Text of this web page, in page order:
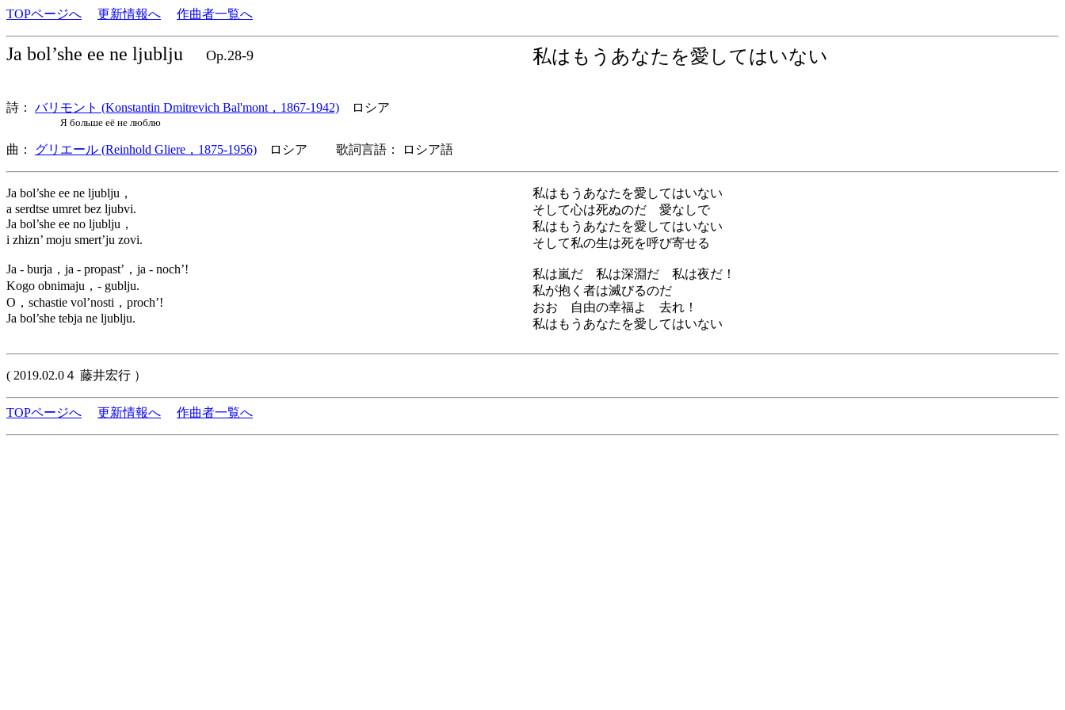
TOPページへ 更新情報へ 作曲者一覧へ
Ja bol’she ee ne ljublju Op.28-9 私はもうあなたを愛してはいない
詩： バリモント (Konstantin Dmitrevich Bal'mont，1867-1942) ロシア
Я больше её не люблю
曲： グリエール (Reinhold Gliere，1875-1956) ロシア 歌詞言語： ロシア語
Ja bol’she ee ne ljublju，
a serdtse umret bez ljubvi.
Ja bol’she ee no ljublju，
i zhizn’ moju smert’ju zovi.
Ja - burja，ja - propast’，ja - noch’!
Kogo obnimaju，- gublju.
O，schastie vol’nosti，proch’!
Ja bol’she tebja ne ljublju.
私はもうあなたを愛してはいない
そして心は死ぬのだ 愛なしで
私はもうあなたを愛してはいない
そして私の生は死を呼び寄せる
私は嵐だ 私は深淵だ 私は夜だ！
私が抱く者は滅びるのだ
おお 自由の幸福よ 去れ！
私はもうあなたを愛してはいない
( 2019.02.0４ 藤井宏行 ）
TOPページへ 更新情報へ 作曲者一覧へ